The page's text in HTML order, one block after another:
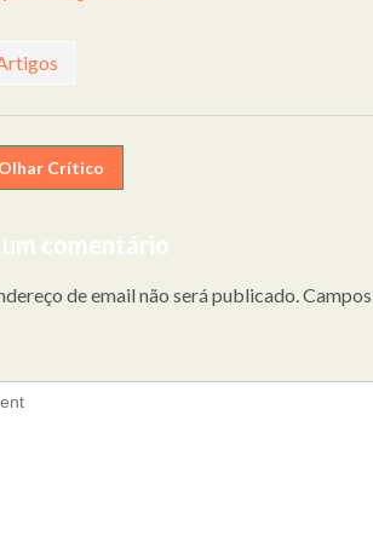
Olhar Crítico
um comentário
de email não será publicado.